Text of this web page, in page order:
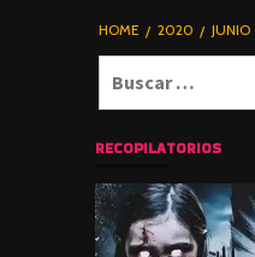
⋆
HOME 2020 JUNIO
RECOPILATORIOS